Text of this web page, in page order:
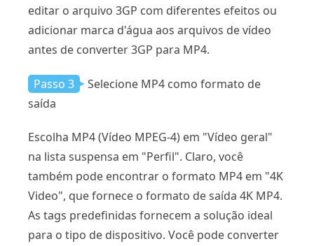
editar o arquivo 3GP com diferentes efeitos ou
adicionar marca d'água aos arquivos de vídeo
antes de converter 3GP para MP4.
Passo 3
Selecione MP4 como formato de
saída
Escolha MP4 (Vídeo MPEG-4) em "Vídeo geral"
na lista suspensa em "Perfil". Claro, você
também pode encontrar o formato MP4 em "4K
Video", que fornece o formato de saída 4K MP4.
As tags predefinidas fornecem a solução ideal
para o tipo de dispositivo. Você pode converter